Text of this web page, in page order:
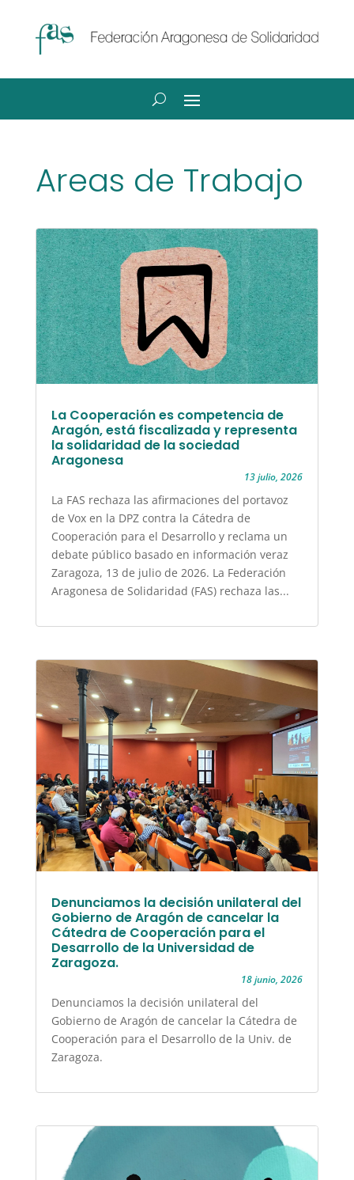
Areas de Trabajo
La Cooperación es competencia de
Aragón, está fiscalizada y representa
la solidaridad de la sociedad
Aragonesa
13 julio, 2026
La FAS rechaza las afirmaciones del portavoz
de Vox en la DPZ contra la Cátedra de
Cooperación para el Desarrollo y reclama un
debate público basado en información veraz
Zaragoza, 13 de julio de 2026. La Federación
Aragonesa de Solidaridad (FAS) rechaza las...
Denunciamos la decisión unilateral del
Gobierno de Aragón de cancelar la
Cátedra de Cooperación para el
Desarrollo de la Universidad de
Zaragoza.
18 junio, 2026
Denunciamos la decisión unilateral del
Gobierno de Aragón de cancelar la Cátedra de
Cooperación para el Desarrollo de la Univ. de
Zaragoza.